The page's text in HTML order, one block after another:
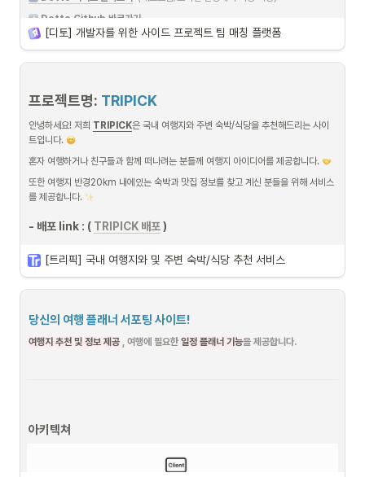
Detto Github 바로가기
아래 플로우에 대한 상세 설명은 발표회에서 들으실 수 있습니다.
[디토] 개발자를 위한 사이드 프로젝트 팀 매칭 플랫폼
프로젝트명: TRIPICK
안녕하세요! 저희 TRIPICK은 국내 여행지와 주변 숙박/식당을 추천해드리는 사이
트입니다.
혼자 여행하거나 친구들과 함께 떠나려는 분들께 여행지 아이디어를 제공합니다.
또한 여행지 반경20km 내에있는 숙박과 맛집 정보를 찾고 계신 분들을 위해 서비스
를 제공합니다.
- 배포 link : ( TRIPICK 배포 )
Github Repository
dwg787
[트리픽] 국내 여행지와 및 주변 숙박/식당 추천 서비스
당신의 여행 플래너 서포팅 사이트!
여행지 추천 및 정보 제공 , 여행에 필요한 일정 플래너 기능을 제공합니다.
아키텍쳐